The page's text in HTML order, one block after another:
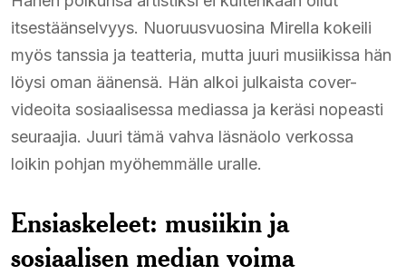
itsestäänselvyys. Nuoruusvuosina Mirella kokeili
myös tanssia ja teatteria, mutta juuri musiikissa hän
löysi oman äänensä. Hän alkoi julkaista cover-
videoita sosiaalisessa mediassa ja keräsi nopeasti
seuraajia. Juuri tämä vahva läsnäolo verkossa
loikin pohjan myöhemmälle uralle.
Ensiaskeleet: musiikin ja
sosiaalisen median voima